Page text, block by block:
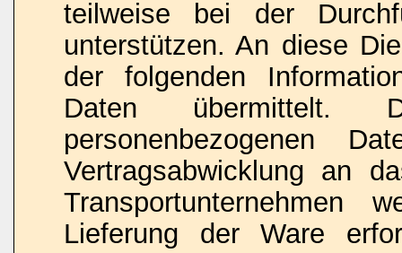
teilweise bei der
unterstützen. An diese
der folgenden
Daten übermittelt.
personenbezogenen
Vertragsabwicklung an
Transportunternehmen
Lieferung der Ware